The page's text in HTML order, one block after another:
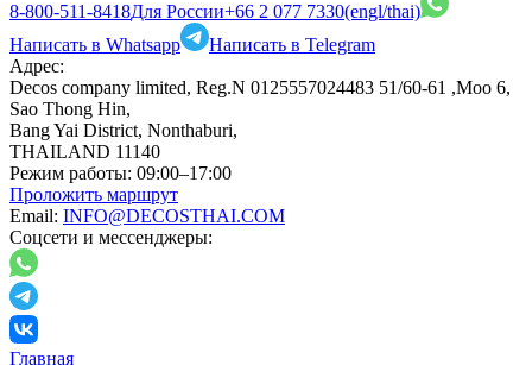
8-800-511-8418Для России+66 2 077 7330(engl/thai)
Написать в Whatsapp
Написать в Telegram
Адрес:
Decos company limited, Reg.N 0125557024483 51/60-61 ,Moo 6,
Sao Thong Hin,
Bang Yai District, Nonthaburi,
THAILAND 11140
Режим работы: 09:00–17:00
Проложить маршрут
Email: INFO@DECOSTHAI.COM
Соцсети и мессенджеры:
Главная